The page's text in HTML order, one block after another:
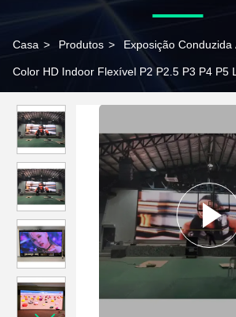
Casa > Produtos > Exposição Conduzida
Color HD Indoor Flexível P2 P2.5 P3 P4 P5